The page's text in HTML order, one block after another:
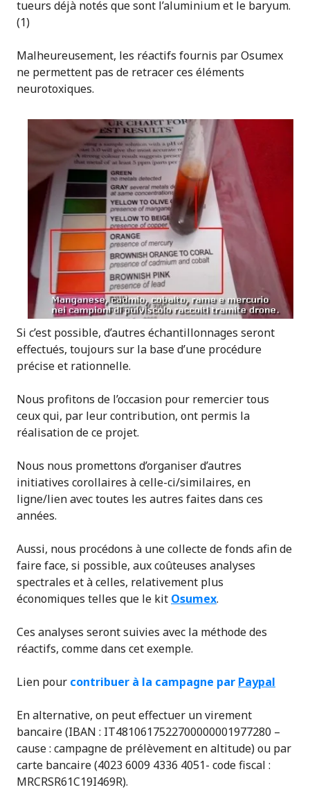
tueurs déjà notés que sont l’aluminium et le baryum.
(1)
Malheureusement, les réactifs fournis par Osumex
ne permettent pas de retracer ces éléments
neurotoxiques.
Si c’est possible, d’autres échantillonnages seront
effectués, toujours sur la base d’une procédure
précise et rationnelle.
Nous profitons de l’occasion pour remercier tous
ceux qui, par leur contribution, ont permis la
réalisation de ce projet.
Nous nous promettons d’organiser d’autres
initiatives corollaires à celle-ci/similaires, en
ligne/lien avec toutes les autres faites dans ces
années.
Aussi, nous procédons à une collecte de fonds afin de
faire face, si possible, aux coûteuses analyses
spectrales et à celles, relativement plus
économiques telles que le kit Osumex.
Ces analyses seront suivies avec la méthode des
réactifs, comme dans cet exemple.
Lien pour contribuer à la campagne par Paypal
En alternative, on peut effectuer un virement
bancaire (IBAN : IT4810617522700000001977280 –
cause : campagne de prélèvement en altitude) ou par
carte bancaire (4023 6009 4336 4051- code fiscal :
MRCRSR61C19I469R).